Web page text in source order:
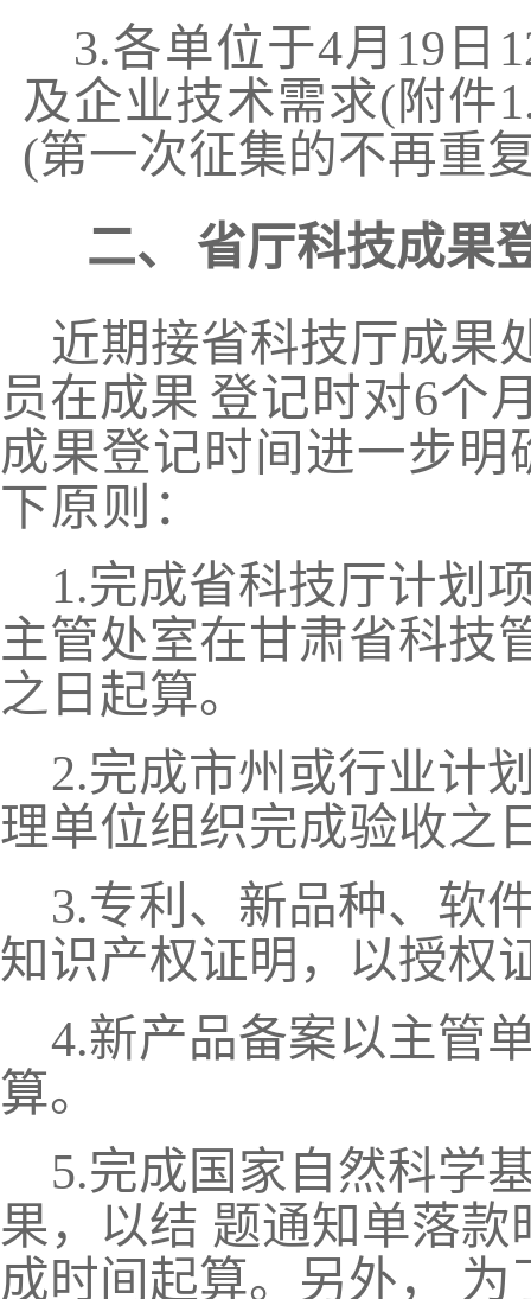
3.各单位于4月19日
及企业技术需求(附件
(第一次征集的不再重
二、
省厅科技成果
近期接省科技厅成果
员在成果 登记时对6个
成果登记时间进一步明
下原则：
1.完成省科技厅计划
主管处室在甘肃省科技
之日起算。
2.完成市州或行业计
理单位组织完成验收之
3.专利、新品种、软
知识产权证明，以授权
4.新产品备案以主管
算。
5.完成国家自然科学
果，以结 题通知单落款
成时间起算。另外，